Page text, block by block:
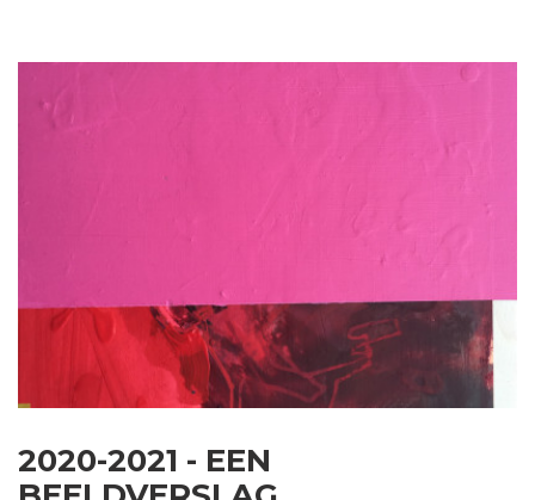
2020-2021 - EEN